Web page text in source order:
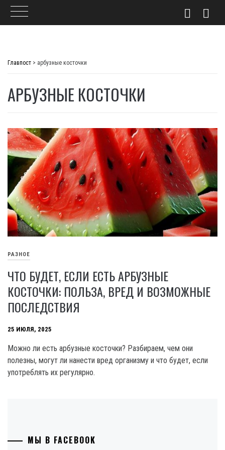
Главпост > арбузные косточки
АРБУЗНЫЕ КОСТОЧКИ
РАЗНОЕ
ЧТО БУДЕТ, ЕСЛИ ЕСТЬ АРБУЗНЫЕ
КОСТОЧКИ: ПОЛЬЗА, ВРЕД И ВОЗМОЖНЫЕ
ПОСЛЕДСТВИЯ
25 ИЮЛЯ, 2025
Можно ли есть арбузные косточки? Разбираем, чем они
полезны, могут ли нанести вред организму и что будет, если
употреблять их регулярно.
МЫ В FACEBOOK